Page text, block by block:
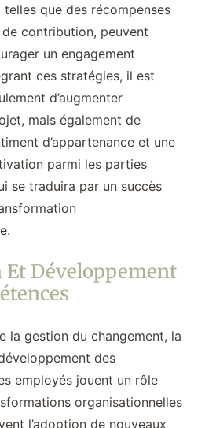
telles que des récompenses
contribution, peuvent
un engagement
ces stratégies, il est
d’augmenter
mais également de
d’appartenance et une
parmi les parties
se traduira par un succès
Développement
la gestion du changement, la
des
employés jouent un rôle
organisationnelles
l’adoption de nouveaux